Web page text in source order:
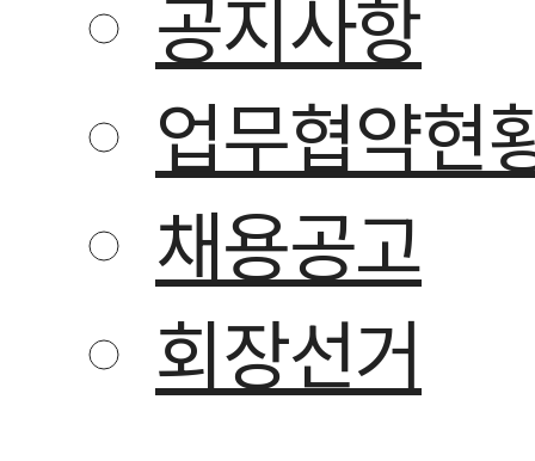
공지사항
업무협약현
채용공고
회장선거